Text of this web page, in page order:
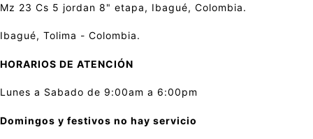
Mz 23 Cs 5 jordan 8" etapa, Ibagué, Colombia.
Ibagué, Tolima - Colombia.
HORARIOS DE ATENCIÓN
Lunes a Sabado de 9:00am a 6:00pm
Domingos y festivos no hay servicio